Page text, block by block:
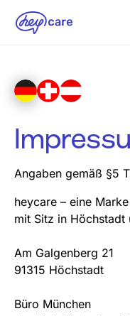
Angaben gemäß §5
heycare – eine
mit Sitz in Höchstadt
Am Galgenberg 21
91315 Höchstadt
Büro München